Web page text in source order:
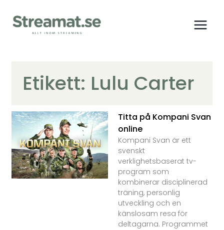
Etikett: Lulu Carter
Titta på Kompani Svan
online
Kompani Svan är ett
svenskt
verklighetsbaserat tv-
program som
kombinerar disciplinerad
träning, personlig
utveckling och en
känslosam resa för
deltagarna. Programmet